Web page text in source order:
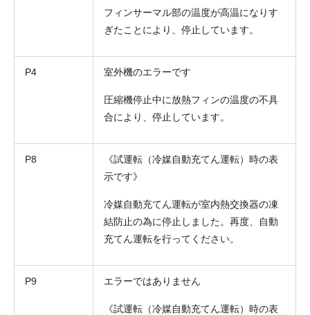
フィンサーマル部の温度が高温になりす
ぎたことにより、停止しています。
P4 室外機のエラーです
圧縮機停止中に放熱フィンの温度の不具
合により、停止しています。
P8
《試運転（冷媒自動充てん運転）時の表
示です》
冷媒自動充てん運転が室内熱交換器の凍
結防止の為に停止しました。再度、自動
充てん運転を行ってください。
P9 エラーではありません
《試運転（冷媒自動充てん運転）時の表